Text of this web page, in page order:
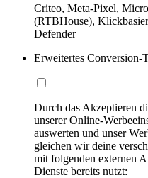
Criteo, Meta-Pixel,
(RTBHouse),
Defender
Erweitertes Conversion-
Durch das Akzeptieren
unserer Online-
auswerten und unser
gleichen wir deine
mit folgenden externen
Dienste bereits nutzt: